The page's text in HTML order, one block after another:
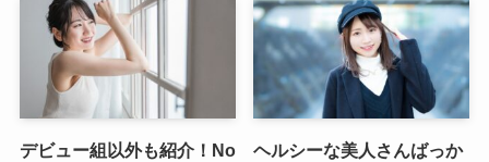
デビュー組以外も紹介！No
ヘルシーな美人さんばっか